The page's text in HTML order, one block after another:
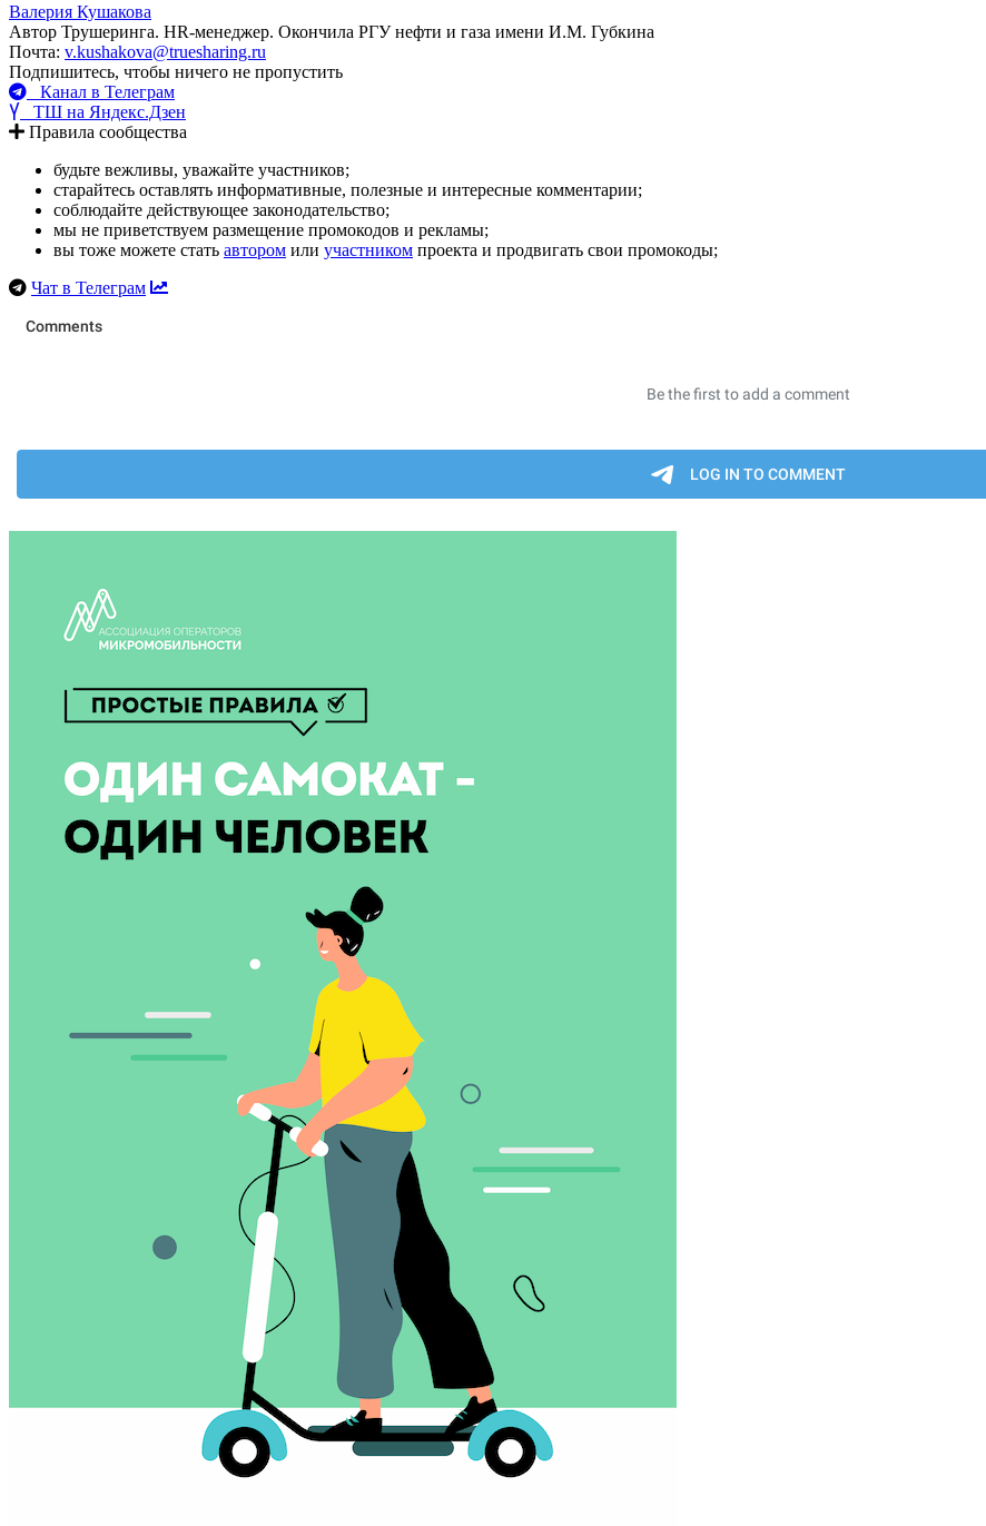
Валерия Кушакова
Автор Трушеринга. HR-менеджер. Окончила РГУ нефти и газа имени И.М. Губкина
Почта: v.kushakova@truesharing.ru
Подпишитесь, чтобы ничего не пропустить
Канал в Телеграм
ТШ на Яндекс.Дзен
Правила сообщества
будьте вежливы, уважайте участников;
старайтесь оставлять информативные, полезные и интересные комментарии;
соблюдайте действующее законодательство;
мы не приветствуем размещение промокодов и рекламы;
вы тоже можете стать автором или участником проекта и продвигать свои промокоды;
Чат в Телеграм